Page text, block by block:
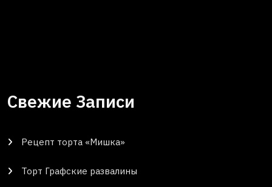
Свежие Записи
Рецепт торта «Мишка»
Торт Графские развалины